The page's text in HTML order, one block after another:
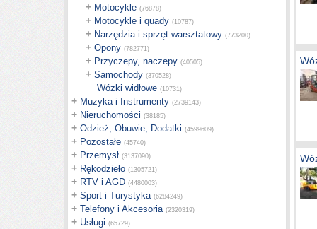
+ Motocykle (76878)
+ Motocykle i quady (10787)
+ Narzędzia i sprzęt warsztatowy (773200)
+ Opony (782771)
+ Przyczepy, naczepy (40505)
+ Samochody (370528)
Wózki widłowe (10731)
+ Muzyka i Instrumenty (2739143)
+ Nieruchomości (38185)
+ Odzież, Obuwie, Dodatki (4599609)
+ Pozostałe (45740)
+ Przemysł (3137090)
+ Rękodzieło (1305721)
+ RTV i AGD (4480003)
+ Sport i Turystyka (6284249)
+ Telefony i Akcesoria (2320319)
+ Usługi (65729)